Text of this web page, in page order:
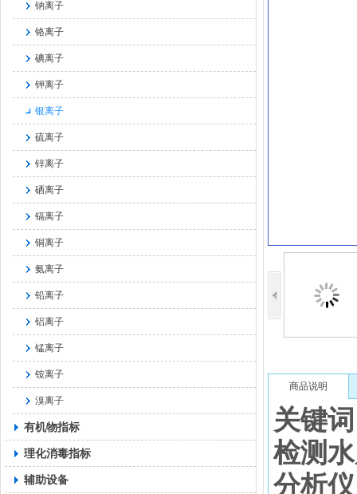
钠离子
铬离子
碘离子
钾离子
银离子
硫离子
锌离子
硒离子
镉离子
铜离子
氨离子
铅离子
铝离子
锰离子
铵离子
溴离子
有机物指标
理化消毒指标
辅助设备
商品说明
关键
检测
分析仪